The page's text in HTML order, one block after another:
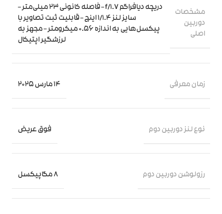
مشخصات
دوربین
اصلی
دریچه دیافراگم f/1.7 – فاصله کانونی 23 میلی‌متر –
سایز لنز 1/1.4 اینچ – قابلیت ثبت تصاویر با
پیکسل‌هایی به اندازه 0.56 میکرومتر – مجهز به
لرزشگیر اپتیکال
زمان معرفی 14 مارس 2025
نوع لنز دوربین دوم فوق عریض
رزولوشن دوربین دوم 8 مگاپیکسل